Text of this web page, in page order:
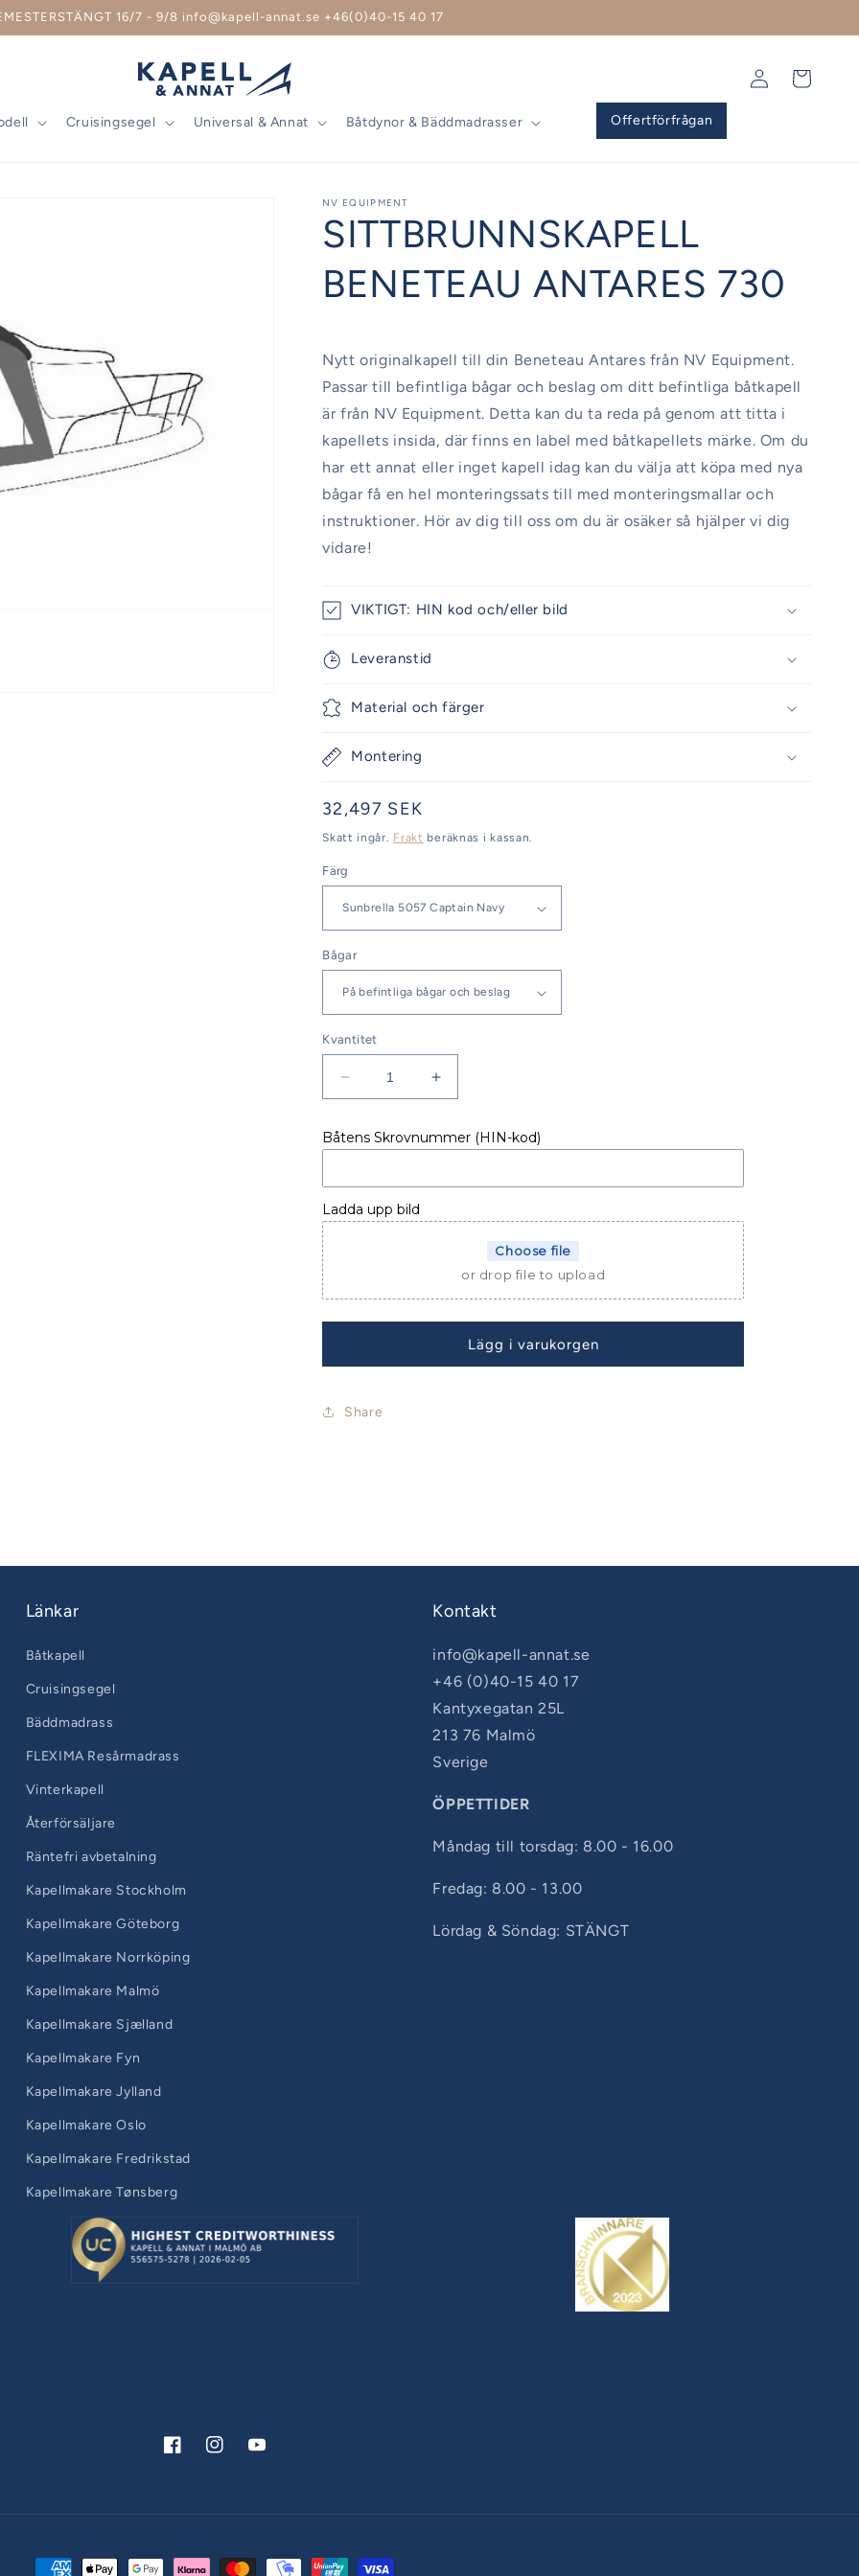
16/7 - 9/8 info@kapell-annat.se +46(0)40-15 40 17
Cruisingsegel Universal & Annat Båtdynor & Bäddmadrasser Offertförfrågan
Logga
Varukorg
NV EQUIPMENT
SITTBRUNNSKAPELL
BENETEAU ANTARES 730
Nytt originalkapell till din Beneteau Antares från NV Equipment.
Passar till befintliga bågar och beslag om ditt befintliga båtkapell
är från NV Equipment. Detta kan du ta reda på genom att titta i
kapellets insida, där finns en label med båtkapellets märke. Om du
har ett annat eller inget kapell idag kan du välja att köpa med nya
bågar få en hel monteringssats till med monteringsmallar och
instruktioner. Hör av dig till oss om du är osäker så hjälper vi dig
vidare!
VIKTIGT: HIN kod och/eller bild
Leveranstid
Material och färger
Montering
Ordinarie
pris
32,497 SEK
Skatt ingår. Frakt beräknas i kassan.
Färg
Bågar
Kvantitet
Minska
kvantitet
SITTBRUNNSKAPELL
ANTARES
730
Öka
kvantitet
SITTBRUNNSKAPELL
ANTARES
Båtens Skrovnummer (HIN-kod)
Ladda upp bild
Choose file
or drop file to upload
Lägg i varukorgen
Share
Länkar
Båtkapell
Cruisingsegel
Bäddmadrass
FLEXIMA Resårmadrass
Vinterkapell
Återförsäljare
Räntefri avbetalning
Kapellmakare Stockholm
Kapellmakare Göteborg
Kapellmakare Norrköping
Kapellmakare Malmö
Kapellmakare Sjælland
Kapellmakare Fyn
Kapellmakare Jylland
Kapellmakare Oslo
Kapellmakare Fredrikstad
Kapellmakare Tønsberg
Kontakt
info@kapell-annat.se
+46 (0)40-15 40 17
Kantyxegatan 25L
213 76 Malmö
Sverige
ÖPPETTIDER
Måndag till torsdag: 8.00 - 16.00
Fredag: 8.00 - 13.00
Lördag & Söndag: STÄNGT
FacebookInstagramYouTube
Betalningsmetoder